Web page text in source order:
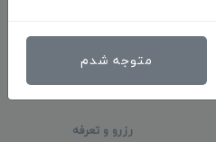
ارسال نظر
رزرو و تعرفه
متوجه شدم